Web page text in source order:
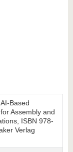
Based
Assembly and
ISBN 978-
Verlag